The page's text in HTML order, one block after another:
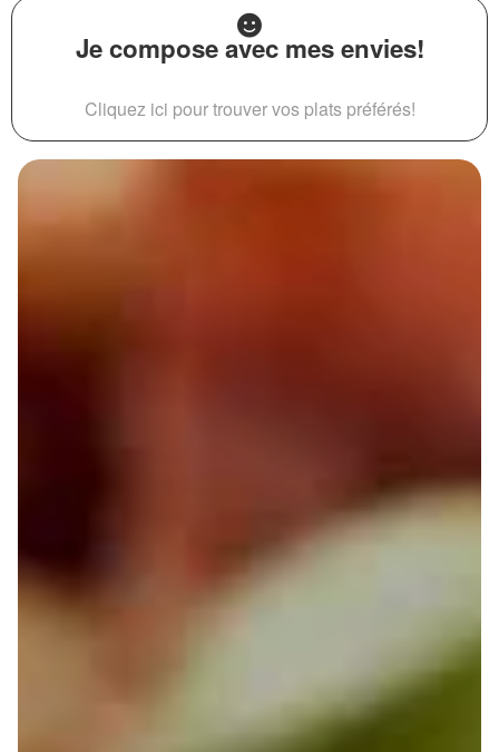
Je compose avec mes envies!
Cliquez ici pour trouver vos plats préférés!